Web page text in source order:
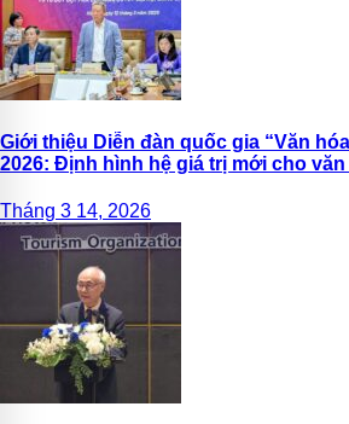
Giới thiệu Diễn đàn quốc gia “Văn
2026: Định hình hệ giá trị mới cho
Tháng 3 14, 2026